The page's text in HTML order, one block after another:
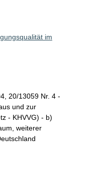
im
20/13059 Nr. 4 -
und zur
- KHVVG) - b)
weiterer